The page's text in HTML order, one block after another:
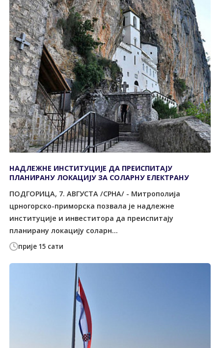
прије 15 сати
НАДЛЕЖНЕ ИНСТИТУЦИЈЕ ДА ПРЕИСПИТАЈУ
ПЛАНИРАНУ ЛОКАЦИЈУ ЗА СОЛАРНУ ЕЛЕКТРАНУ
ПОДГОРИЦА, 7. АВГУСТА /СРНА/ - Митрополија
црногорско-приморска позвала је надлежне
институције и инвеститора да преиспитају
планирану локацију соларн...